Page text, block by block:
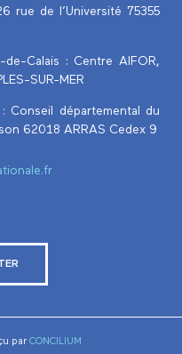
rue de l’Université 75355
Calais : Centre AIFOR,
SUR-MER
Conseil départemental du
62018 ARRAS Cedex 9
par CONCILIUM